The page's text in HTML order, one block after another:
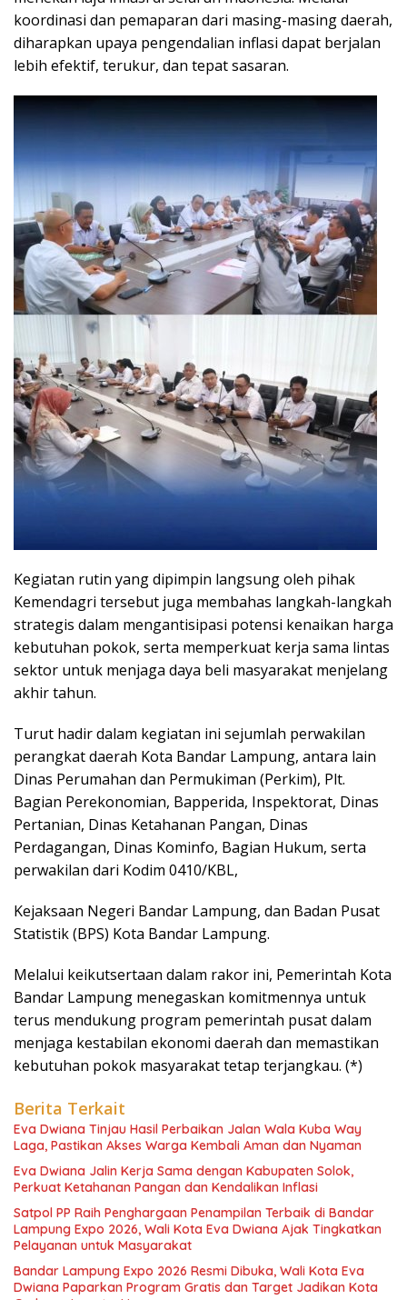
koordinasi dan pemaparan dari masing-masing daerah,
diharapkan upaya pengendalian inflasi dapat berjalan
lebih efektif, terukur, dan tepat sasaran.
Kegiatan rutin yang dipimpin langsung oleh pihak
Kemendagri tersebut juga membahas langkah-langkah
strategis dalam mengantisipasi potensi kenaikan harga
kebutuhan pokok, serta memperkuat kerja sama lintas
sektor untuk menjaga daya beli masyarakat menjelang
akhir tahun.
Turut hadir dalam kegiatan ini sejumlah perwakilan
perangkat daerah Kota Bandar Lampung, antara lain
Dinas Perumahan dan Permukiman (Perkim), Plt.
Bagian Perekonomian, Bapperida, Inspektorat, Dinas
Pertanian, Dinas Ketahanan Pangan, Dinas
Perdagangan, Dinas Kominfo, Bagian Hukum, serta
perwakilan dari Kodim 0410/KBL,
Kejaksaan Negeri Bandar Lampung, dan Badan Pusat
Statistik (BPS) Kota Bandar Lampung.
Melalui keikutsertaan dalam rakor ini, Pemerintah Kota
Bandar Lampung menegaskan komitmennya untuk
terus mendukung program pemerintah pusat dalam
menjaga kestabilan ekonomi daerah dan memastikan
kebutuhan pokok masyarakat tetap terjangkau. (*)
Berita Terkait
Eva Dwiana Tinjau Hasil Perbaikan Jalan Wala Kuba Way
Laga, Pastikan Akses Warga Kembali Aman dan Nyaman
Eva Dwiana Jalin Kerja Sama dengan Kabupaten Solok,
Perkuat Ketahanan Pangan dan Kendalikan Inflasi
Satpol PP Raih Penghargaan Penampilan Terbaik di Bandar
Lampung Expo 2026, Wali Kota Eva Dwiana Ajak Tingkatkan
Pelayanan untuk Masyarakat
Bandar Lampung Expo 2026 Resmi Dibuka, Wali Kota Eva
Dwiana Paparkan Program Gratis dan Target Jadikan Kota